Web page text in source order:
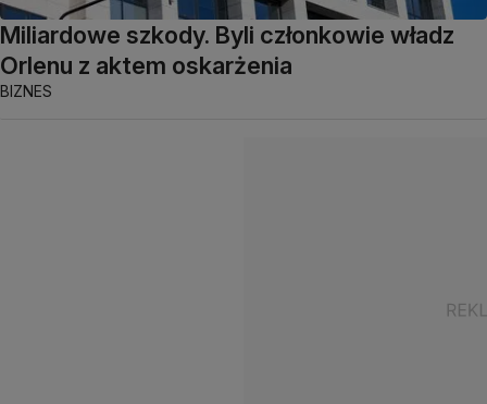
Miliardowe szkody. Byli członkowie władz
Orlenu z aktem oskarżenia
BIZNES